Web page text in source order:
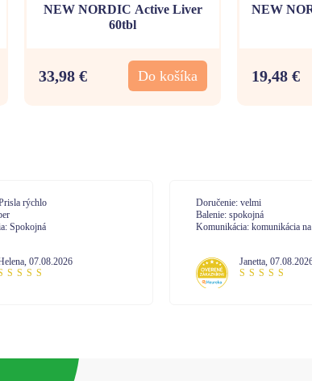
NEW NORDIC Active Liver
60tbl
33,98 € Do košíka
NEW
19,48 €
komunikácia na 100%
, 07.08.2026
Doručenie: Vysoká
vybavenie.
Balenie: So zabalením som
skúsenosť z minula. Vysoká
pri vybavovaní.
Mária, 07.08.2026